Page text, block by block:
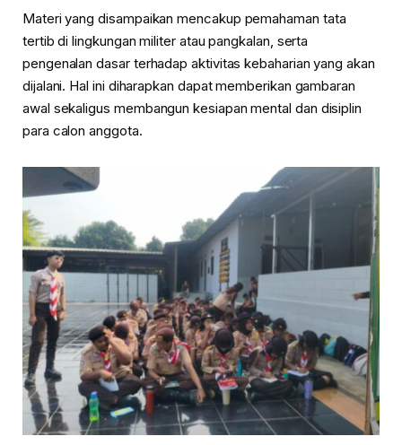
Materi yang disampaikan mencakup pemahaman tata
tertib di lingkungan militer atau pangkalan, serta
pengenalan dasar terhadap aktivitas kebaharian yang akan
dijalani. Hal ini diharapkan dapat memberikan gambaran
awal sekaligus membangun kesiapan mental dan disiplin
para calon anggota.